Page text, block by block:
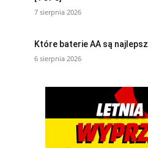
7 sierpnia 2026
Które baterie AA są
6 sierpnia 2026